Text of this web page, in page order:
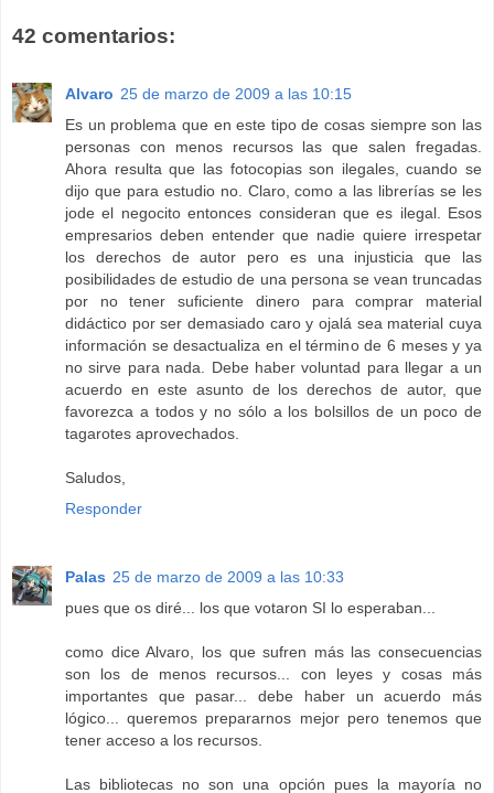
42 comentarios:
Alvaro 25 de marzo de 2009 a las 10:15
Es un problema que en este tipo de cosas siempre son las
personas con menos recursos las que salen fregadas.
Ahora resulta que las fotocopias son ilegales, cuando se
dijo que para estudio no. Claro, como a las librerías se les
jode el negocito entonces consideran que es ilegal. Esos
empresarios deben entender que nadie quiere irrespetar
los derechos de autor pero es una injusticia que las
posibilidades de estudio de una persona se vean truncadas
por no tener suficiente dinero para comprar material
didáctico por ser demasiado caro y ojalá sea material cuya
información se desactualiza en el término de 6 meses y ya
no sirve para nada. Debe haber voluntad para llegar a un
acuerdo en este asunto de los derechos de autor, que
favorezca a todos y no sólo a los bolsillos de un poco de
tagarotes aprovechados.
Saludos,
Responder
Palas 25 de marzo de 2009 a las 10:33
pues que os diré... los que votaron SI lo esperaban...
como dice Alvaro, los que sufren más las consecuencias
son los de menos recursos... con leyes y cosas más
importantes que pasar... debe haber un acuerdo más
lógico... queremos prepararnos mejor pero tenemos que
tener acceso a los recursos.
Las bibliotecas no son una opción pues la mayoría no